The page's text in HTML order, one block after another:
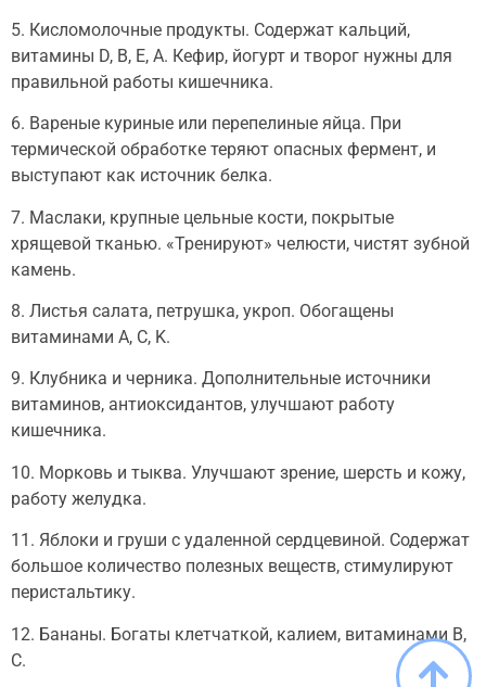
5. Кисломолочные продукты. Содержат кальций,
витамины D, B, E, A. Кефир, йогурт и творог нужны для
правильной работы кишечника.
6. Вареные куриные или перепелиные яйца. При
термической обработке теряют опасных фермент, и
выступают как источник белка.
7. Маслаки, крупные цельные кости, покрытые
хрящевой тканью. «Тренируют» челюсти, чистят зубной
камень.
8. Листья салата, петрушка, укроп. Обогащены
витаминами A, C, K.
9. Клубника и черника. Дополнительные источники
витаминов, антиоксидантов, улучшают работу
кишечника.
10. Морковь и тыква. Улучшают зрение, шерсть и кожу,
работу желудка.
11. Яблоки и груши с удаленной сердцевиной. Содержат
большое количество полезных веществ, стимулируют
перистальтику.
12. Бананы. Богаты клетчаткой, калием, витаминами B,
C.